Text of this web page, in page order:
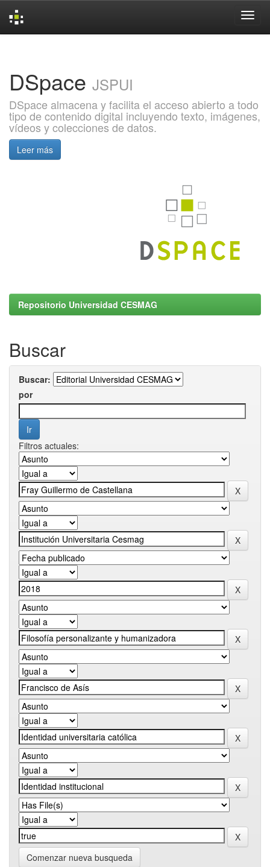
DSpace JSPUI
DSpace almacena y facilita el acceso abierto a todo
tipo de contenido digital incluyendo texto, imágenes,
vídeos y colecciones de datos.
Leer más
Repositorio Universidad CESMAG
Buscar
Buscar:
por
Filtros actuales:
Comenzar nueva busqueda